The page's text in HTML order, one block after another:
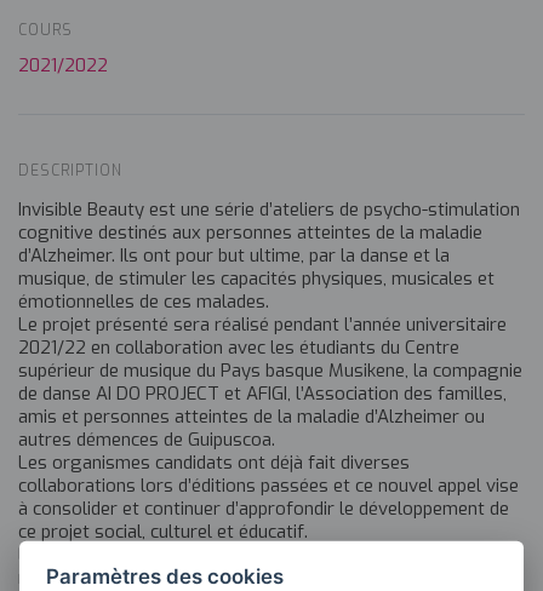
COURS
2021/2022
DESCRIPTION
Invisible Beauty est une série d’ateliers de psycho-stimulation
cognitive destinés aux personnes atteintes de la maladie
d’Alzheimer. Ils ont pour but ultime, par la danse et la
musique, de stimuler les capacités physiques, musicales et
émotionnelles de ces malades.
Le projet présenté sera réalisé pendant l’année universitaire
2021/22 en collaboration avec les étudiants du Centre
supérieur de musique du Pays basque Musikene, la compagnie
de danse AI DO PROJECT et AFIGI, l’Association des familles,
amis et personnes atteintes de la maladie d’Alzheimer ou
autres démences de Guipuscoa.
Les organismes candidats ont déjà fait diverses
collaborations lors d’éditions passées et ce nouvel appel vise
à consolider et continuer d’approfondir le développement de
ce projet social, culturel et éducatif.
Les ateliers Invisible Beauty ont une structure qui combine la
représentation en direct de morceaux de musique et de danse
Paramètres des cookies